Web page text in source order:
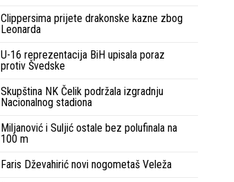
Clippersima prijete drakonske kazne zbog
Leonarda
U-16 reprezentacija BiH upisala poraz
protiv Švedske
Skupština NK Čelik podržala izgradnju
Nacionalnog stadiona
Miljanović i Suljić ostale bez polufinala na
100 m
Faris Dževahirić novi nogometaš Veleža